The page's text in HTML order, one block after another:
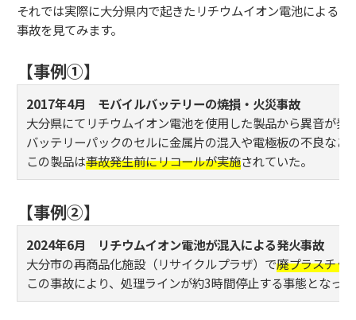
それでは実際に大分県内で起きたリチウムイオン電池による
事故を見てみます。
【事例①】
2017年4月 モバイルバッテリーの焼損・火災事故
大分県にてリチウムイオン電池を使用した製品から異音が
バッテリーパックのセルに金属片の混入や電極板の不良など
この製品は事故発生前にリコールが実施されていた。
【事例②】
2024年6月 リチウムイオン電池が混入による発火事故
大分市の再商品化施設（リサイクルプラザ）で廃プラスチッ
この事故により、処理ラインが約3時間停止する事態となっ